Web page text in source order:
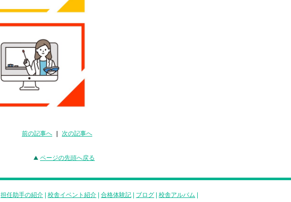
前の記事へ | 次の記事へ
ページの先頭へ戻る
担任助手の紹介 | 校舎イベント紹介 | 合格体験記 | ブログ | 校舎アルバム |